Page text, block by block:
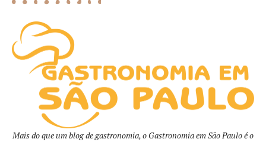
Mais do que um blog de gastronomia, o Gastronomia em São Paulo é o